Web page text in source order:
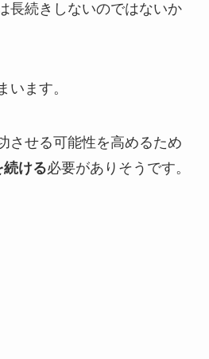
長続きしないのではないか
います。
させる可能性を高めるため
続ける必要がありそうです。